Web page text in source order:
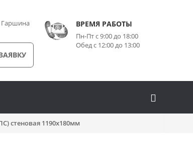
Гаршина
ВРЕМЯ РАБОТЫ
Пн-Пт с 9:00 до 18:00
Обед с 12:00 до 13:00
стеновая 1190x180мм